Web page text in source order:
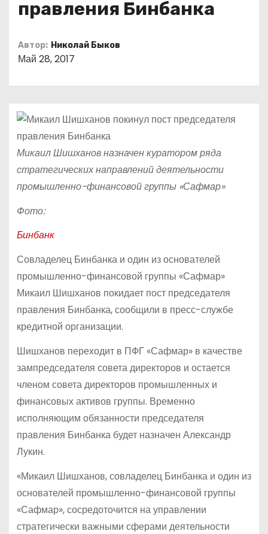
правления Бинбанка​​
Автор: Николай Быков
Май 28, 2017
Микаил Шишханов назначен куратором ряда
стратегических направлений деятельности
промышленно-финансовой группы «Сафмар»
Фото:
Бинбанк
Совладелец Бинбанка и один из основателей
промышленно-финансовой группы «Сафмар»
Микаил Шишханов покидает пост председателя
правления Бинбанка, сообщили в пресс-службе
кредитной организации.
Шишханов переходит в ПФГ «Сафмар» в качестве
зампредседателя совета директоров и остается
членом совета директоров промышленных и
финансовых активов группы. Временно
исполняющим обязанности председателя
правления Бинбанка будет назначен Александр
Лукин.
«Микаил Шишханов, совладелец Бинбанка и один из
основателей промышленно-финансовой группы
«Сафмар», сосредоточится на управлении
стратегически важными сферами деятельности